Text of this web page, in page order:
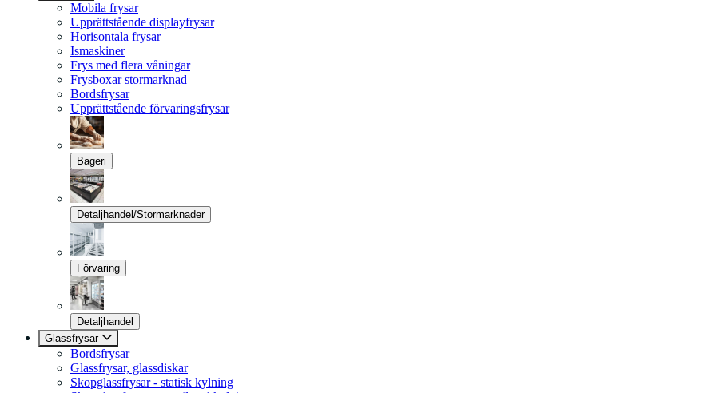
Mobila frysar
Upprättstående displayfrysar
Horisontala frysar
Ismaskiner
Frys med flera våningar
Frysboxar stormarknad
Bordsfrysar
Upprättstående förvaringsfrysar
Bageri
Detaljhandel/Stormarknader
Förvaring
Detaljhandel
Glassfrysar
Bordsfrysar
Glassfrysar, glassdiskar
Skopglassfrysar - statisk kylning